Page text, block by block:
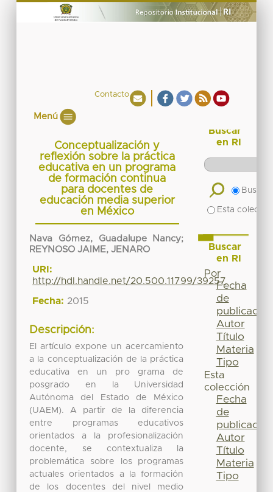
Contacto
Menú
Conceptualización y
reflexión sobre la práctica
educativa en un programa
de formación continua
para docentes de
educación media superior
en México
Nava Gómez, Guadalupe Nancy;
REYNOSO JAIME, JENARO
URI:
http://hdl.handle.net/20.500.11799/39257
Fecha: 2015
Descripción:
El artículo expone un acercamiento
a la conceptualización de la práctica
educativa en un pro grama de
posgrado en la Universidad
Autónoma del Estado de México
(UAEM). A partir de la diferencia
entre programas educativos
orientados a la profesionalización
docente, se contextualiza la
problemática sobre los programas
actuales orientados a la formación
de los docentes del nivel medio
Buscar
en RI
Buscar
Esta
Buscar
en RI
Por
Fecha
de
publicación
Autor
Título
Materia
Tipo
Esta
colección
Fecha
de
publicación
Autor
Título
Materia
Tipo